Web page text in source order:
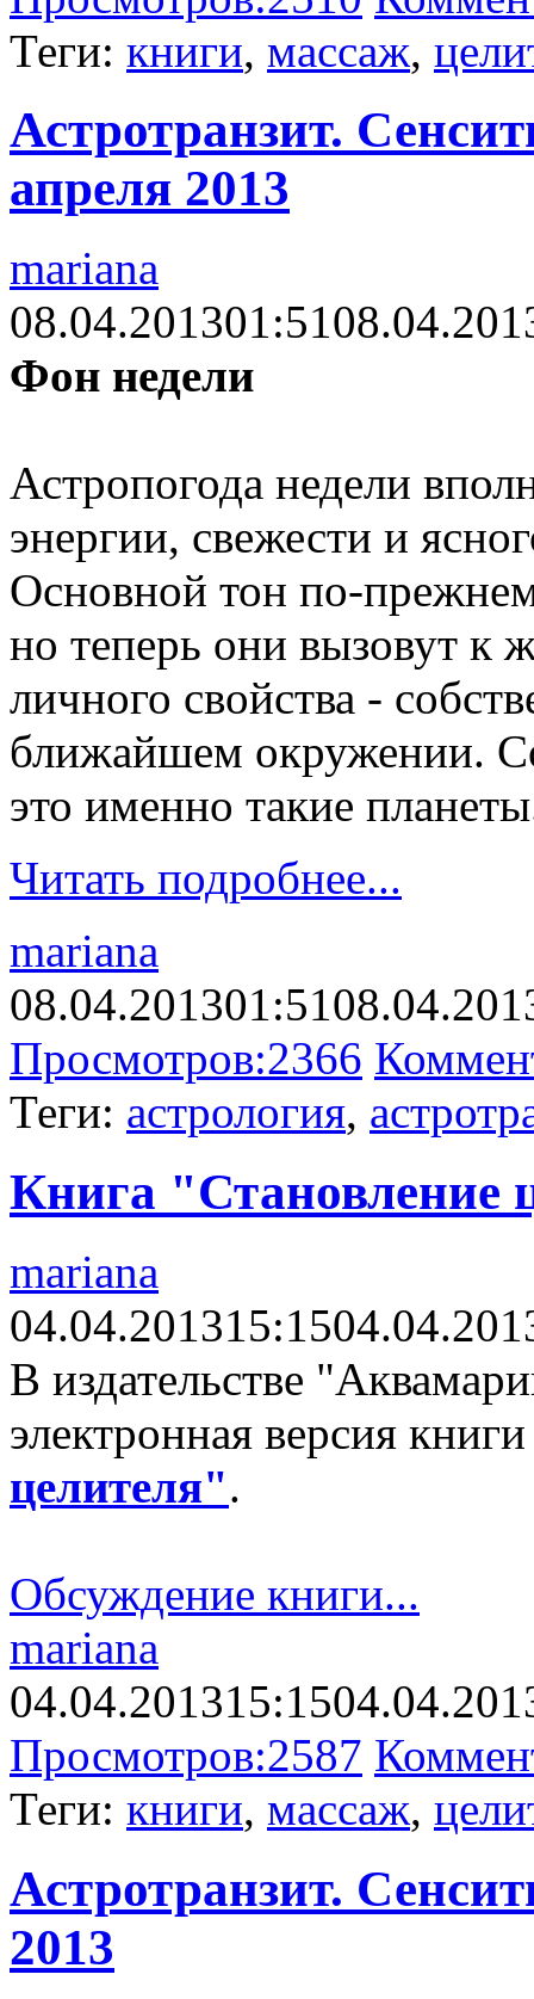
Теги: книги, массаж,
Астротранзит.
апреля 2013
mariana
08.04.201301:51
Фон недели
Астропогода недели
энергии, свежести и
Основной тон по-
но теперь они вызовут к
личного свойства -
ближайшем окружении.
это именно такие
Читать подробнее...
mariana
08.04.201301:51
Просмотров:2366
Теги: астрология,
Книга "Становление
mariana
04.04.201315:15
В издательстве
электронная версия
целителя".
Обсуждение книги...
mariana
04.04.201315:15
Просмотров:2587
Теги: книги, массаж,
Астротранзит.
2013